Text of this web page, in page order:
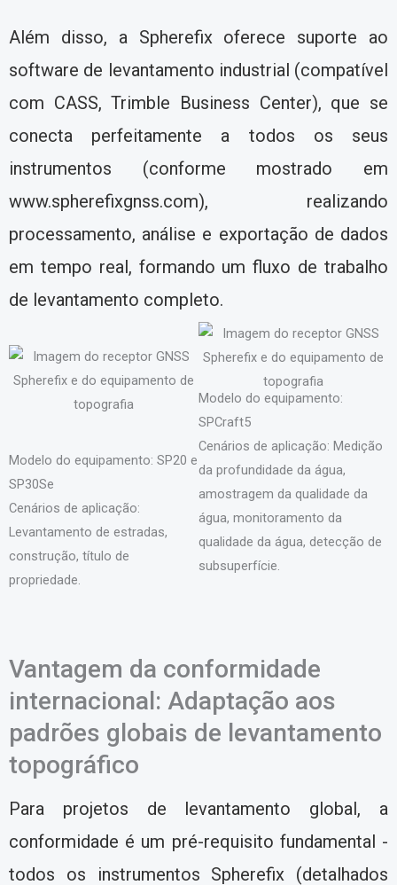
Além disso, a Spherefix oferece suporte ao
software de levantamento industrial (compatível
com CASS, Trimble Business Center), que se
conecta perfeitamente a todos os seus
instrumentos (conforme mostrado em
www.spherefixgnss.com), realizando
processamento, análise e exportação de dados
em tempo real, formando um fluxo de trabalho
de levantamento completo.
Modelo do equipamento: SP20 e
SP30Se
Cenários de aplicação:
Levantamento de estradas,
construção, título de
propriedade.
Modelo do equipamento:
SPCraft5
Cenários de aplicação: Medição
da profundidade da água,
amostragem da qualidade da
água, monitoramento da
qualidade da água, detecção de
subsuperfície.
Vantagem da conformidade
internacional: Adaptação aos
padrões globais de levantamento
topográfico
Para projetos de levantamento global, a
conformidade é um pré-requisito fundamental -
todos os instrumentos Spherefix (detalhados